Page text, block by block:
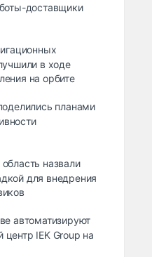
доставщики
в ходе
на орбите
планами
назвали
для внедрения
автоматизируют
IEK Group на